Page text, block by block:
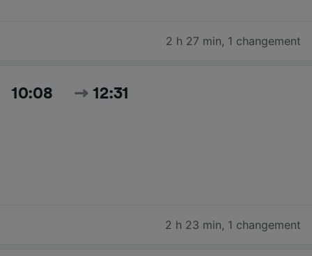
2 h 27 min, 1 changement
10:08 12:31
2 h 23 min, 1 changement